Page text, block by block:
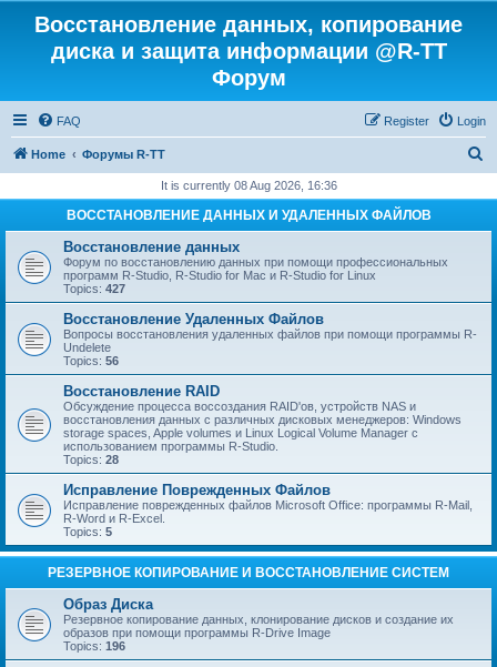
Восстановление данных, копирование
диска и защита информации @R-TT
Форум
FAQ Login
Register
Home Форумы R-TT
r
It is currently 08 Aug 2026, 16:36
ВОССТАНОВЛЕНИЕ ДАННЫХ И УДАЛЕННЫХ ФАЙЛОВ
Восстановление данных
Форум по восстановлению данных при помощи профессиональных
программ R-Studio, R-Studio for Mac и R-Studio for Linux
Topics: 427
Восстановление Удаленных Файлов
Вопросы восстановления удаленных файлов при помощи программы R-
Undelete
Topics: 56
Восстановление RAID
Обсуждение процесса воссоздания RAID'ов, устройств NAS и
восстановления данных с различных дисковых менеджеров: Windows
storage spaces, Apple volumes и Linux Logical Volume Manager с
использованием программы R-Studio.
Topics: 28
Исправление Поврежденных Файлов
Исправление поврежденных файлов Microsoft Office: программы R-Mail,
R-Word и R-Excel.
Topics: 5
РЕЗЕРВНОЕ КОПИРОВАНИЕ И ВОССТАНОВЛЕНИЕ СИСТЕМ
Образ Диска
Резервное копирование данных, клонирование дисков и создание их
образов при помощи программы R-Drive Image
Topics: 196